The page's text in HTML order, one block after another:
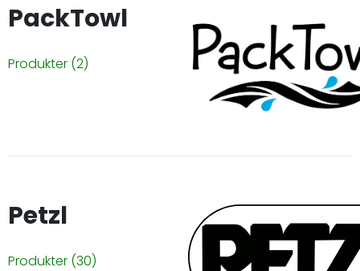
PackTowl
Produkter (2)
Petzl
Produkter (30)